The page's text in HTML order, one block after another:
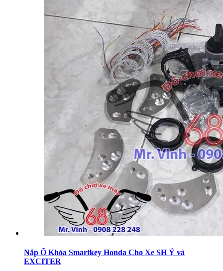
Nắp Ổ Khóa Smartkey Honda Cho Xe SH Ý và
EXCITER